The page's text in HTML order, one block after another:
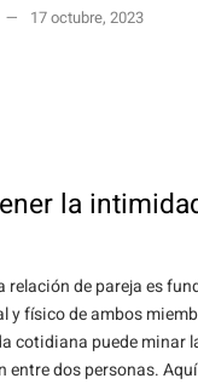
17 octubre, 2023
la
relación de pareja es
y físico de ambos
cotidiana puede minar
entre dos personas.